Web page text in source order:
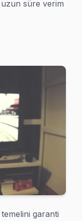
İstanbul'de her
süre verim
temelini garanti